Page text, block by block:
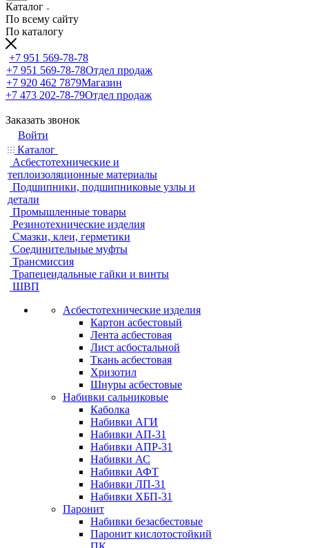
Каталог
По всему сайту
По каталогу
+7 951 569-78-78
+7 951 569-78-78Отдел продаж
+7 920 462 7879Магазин
+7 473 202-78-79Отдел продаж
Заказать звонок
Войти
Каталог
Асбестотехнические и
теплоизоляционные материалы
Подшипники, подшипниковые узлы и
детали
Промышленные товары
Резинотехнические изделия
Смазки, клеи, герметики
Соединительные муфты
Трансмиссия
Трапецеидальные гайки и винты
ШВП
Асбестотехнические изделия
Картон асбестовый
Лента асбестовая
Лист асбостальной
Ткань асбестовая
Хризотил
Шнуры асбестовые
Набивки сальниковые
Каболка
Набивки АГИ
Набивки АП-31
Набивки АПР-31
Набивки АС
Набивки АФТ
Набивки ЛП-31
Набивки ХБП-31
Паронит
Набивки безасбестовые
Паронит кислотостойкий